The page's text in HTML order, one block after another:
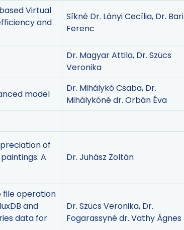
Virtual
and
Síkné Dr. Lányi Cecília, Dr. Bari
Ferenc
Dr. Magyar Attila, Dr. Szücs
Veronika
model
Dr. Mihálykó Csaba, Dr.
Mihálykóné dr. Orbán Éva
of
A
Dr. Juhász Zoltán
operation
and
data for
Dr. Szücs Veronika, Dr.
Fogarassyné dr. Vathy Ágnes